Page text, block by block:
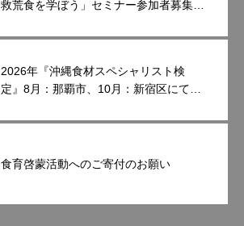
救荒食を学ぼう」セミナー参加者募集中
2026年『沖縄食材スペシャリスト検
定』8月：那覇市、10月：新宿区にて開
食育啓蒙活動へのご寄付のお願い